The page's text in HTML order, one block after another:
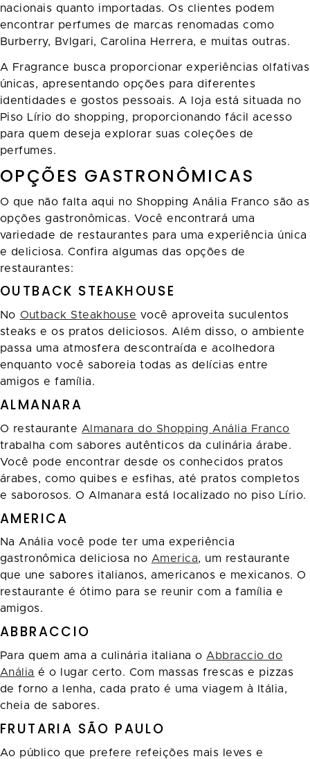
nacionais quanto importadas. Os clientes podem
encontrar perfumes de marcas renomadas como
Burberry, Bvlgari, Carolina Herrera, e muitas outras.
A Fragrance busca proporcionar experiências olfativas
únicas, apresentando opções para diferentes
identidades e gostos pessoais. A loja está situada no
Piso Lírio do shopping, proporcionando fácil acesso
para quem deseja explorar suas coleções de
perfumes.
OPÇÕES GASTRONÔMICAS
O que não falta aqui no Shopping Anália Franco são as
opções gastronômicas. Você encontrará uma
variedade de restaurantes para uma experiência única
e deliciosa. Confira algumas das opções de
restaurantes:
OUTBACK STEAKHOUSE
No Outback Steakhouse você aproveita suculentos
steaks e os pratos deliciosos. Além disso, o ambiente
passa uma atmosfera descontraída e acolhedora
enquanto você saboreia todas as delícias entre
amigos e família.
ALMANARA
O restaurante Almanara do Shopping Anália Franco
trabalha com sabores autênticos da culinária árabe.
Você pode encontrar desde os conhecidos pratos
árabes, como quibes e esfihas, até pratos completos
e saborosos. O Almanara está localizado no piso Lírio.
AMERICA
Na Anália você pode ter uma experiência
gastronômica deliciosa no America, um restaurante
que une sabores italianos, americanos e mexicanos. O
restaurante é ótimo para se reunir com a família e
amigos.
ABBRACCIO
Para quem ama a culinária italiana o Abbraccio do
Anália é o lugar certo. Com massas frescas e pizzas
de forno a lenha, cada prato é uma viagem à Itália,
cheia de sabores.
FRUTARIA SÃO PAULO
Ao público que prefere refeições mais leves e